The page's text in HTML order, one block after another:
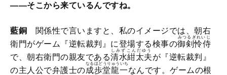
――そこから来ているんですね。
藍銅
関係性で言いますと、私のイメージでは、朝右
衛門がゲーム『逆転裁判』に登場する検事の御剣怜侍
みつるぎれいじ
で、朝右衛門の親友である清水紺太夫
しみずこんだゆう
が『逆転裁判』
の主人公で弁護士の成歩堂龍一
なるほどうりゅういち
なんです。ゲームの根